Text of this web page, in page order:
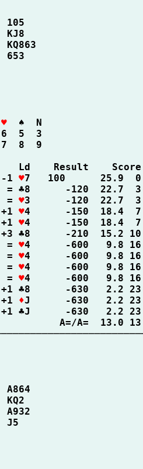
105
KJ8
KQ863
653
♠  N
6  5  3
7  8  9
Ld    Result
-1 ♥7   100      25.9
= ♣8      -120  22.7
= ♥3      -120  22.7
♥4      -150  18.4
♥4      -150  18.4
+3 ♣8      -210  15.2
= ♥4      -600   9.8
= ♥4      -600   9.8
= ♥4      -600   9.8
= ♥4      -600   9.8
+1 ♣8      -630   2.2
♦J      -630   2.2
+1 ♣J      -630   2.2
A=/A=  13.0
A864
KQ2
A932
J5